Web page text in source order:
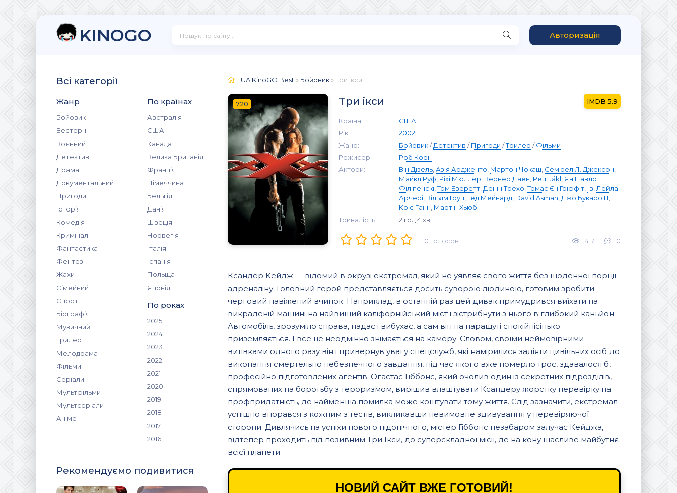
KINOGO Авторизація
Всі категорії
Жанр
Бойовик
Вестерн
Воєнний
Детектив
Драма
Документальний
Пригоди
Історія
Комедія
Кримінал
Фантастика
Фентезі
Жахи
Сімейний
Спорт
Біографія
Музичний
Трилер
Мелодрама
Фільми
Серіали
Мультфільми
Мультсеріали
Аніме
По країнах
Австралія
США
Канада
Велика Британія
Франція
Німеччина
Бельгія
Данія
Швеція
Норвегія
Італія
Іспанія
Польща
Японія
По роках
2025
2024
2023
2022
2021
2020
2019
2018
2017
2016
Рекомендуємо подивитися
UA.KinoGO.Best » Бойовик » Три ікси
720 Три ікси 5.9
Країна:
США
Рік:
2002
Жанр:
Бойовик/Детектив /Пригоди /Трилер /Фільми
Режисер:
Роб Коен
Актори:
Він Дізель Азія Ардженто Мартон Чокаш Семюел Л. Джексон
Майкл Руф Ріхі Мюллер Вернер Даен Petr Jákl Ян Павло
Філіпенскі ,Том Еверетт Денні Трехо ,Томас Єн Гріффіт Ів Лейла
Арчері Вільям Гоуп ,Тед Мейнард David Asman Джо Букаро III
Кріс Ганн Мартін Хьюб
Тривалість:
2 год 4 хв
0 голосов 417 0
Ксандер Кейдж — відомий в окрузі екстремал, який не уявляє свого життя без щоденної порції
адреналіну. Головний герой представляється досить суворою людиною, готовим зробити
черговий навіжений вчинок. Наприклад, в останній раз цей дивак примудрився виїхати на
викраденій машині на найвищий каліфорнійський міст і зістрибнути з нього в глибокий каньйон.
Автомобіль, зрозуміло справа, падає і вибухає, а сам він на парашуті спокійнісінько
приземляється. І все це неодмінно знімається на камеру. Словом, своїми неймовірними
витівками одного разу він і привернув увагу спецслужб, які намірилися задіяти цивільних осіб до
виконання смертельно небезпечного завдання, під час якого вже померло троє, здавалося б,
професійно підготовлених агентів. Огастас Гіббонс, який очолив один із секретних підрозділів,
спрямованих на боротьбу з тероризмом, вирішив влаштувати Ксандеру жорстку перевірку на
профпридатність, де найменша помилка може коштувати тому життя. Слід зазначити, екстремал
успішно впорався з кожним з тестів, викликавши невимовне здивування у перевіряючої
сторони. Дивлячись на успіхи нового підопічного, містер Гіббонс незабаром залучає Кейджа,
відтепер проходить під позивним Три Ікси, до суперскладної місії, де на кону щасливе майбутнє
всієї планети.
НОВИЙ САЙТ ВЖЕ ГОТОВИЙ!